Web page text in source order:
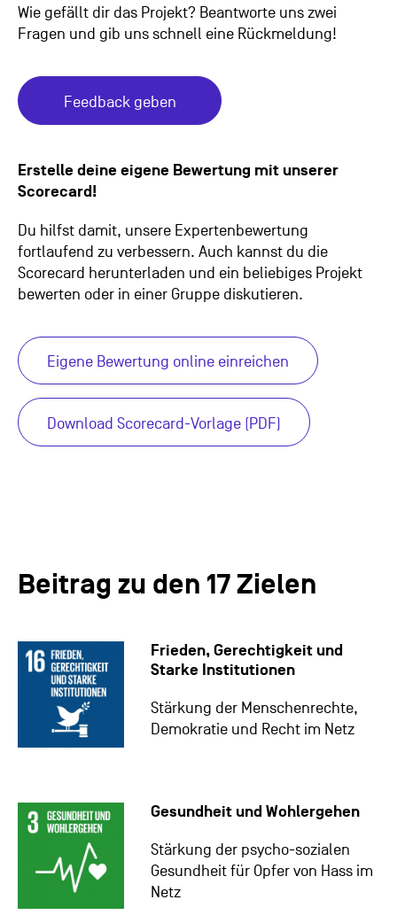
Wie gefällt dir das Projekt? Beantworte uns zwei
Fragen und gib uns schnell eine Rückmeldung!
Feedback geben
Erstelle deine eigene Bewertung mit unserer
Scorecard!
Du hilfst damit, unsere Expertenbewertung
fortlaufend zu verbessern. Auch kannst du die
Scorecard herunterladen und ein beliebiges Projekt
bewerten oder in einer Gruppe diskutieren.
Eigene Bewertung online einreichen
Download Scorecard-Vorlage (PDF)
Beitrag zu den 17 Zielen
Frieden, Gerechtigkeit und
Starke Institutionen
Stärkung der Menschenrechte,
Demokratie und Recht im Netz
Gesundheit und Wohlergehen
Stärkung der psycho-sozialen
Gesundheit für Opfer von Hass im
Netz